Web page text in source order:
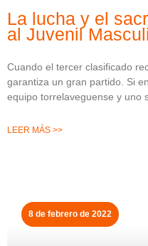
La lucha y el
al Juvenil
Cuando el tercer clasificado
garantiza un gran partido. Si
equipo torrelaveguense y uno
LEER MÁS >>
8 de febrero de 2022